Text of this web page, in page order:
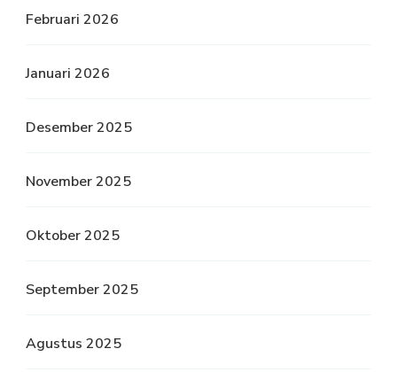
Februari 2026
Januari 2026
Desember 2025
November 2025
Oktober 2025
September 2025
Agustus 2025